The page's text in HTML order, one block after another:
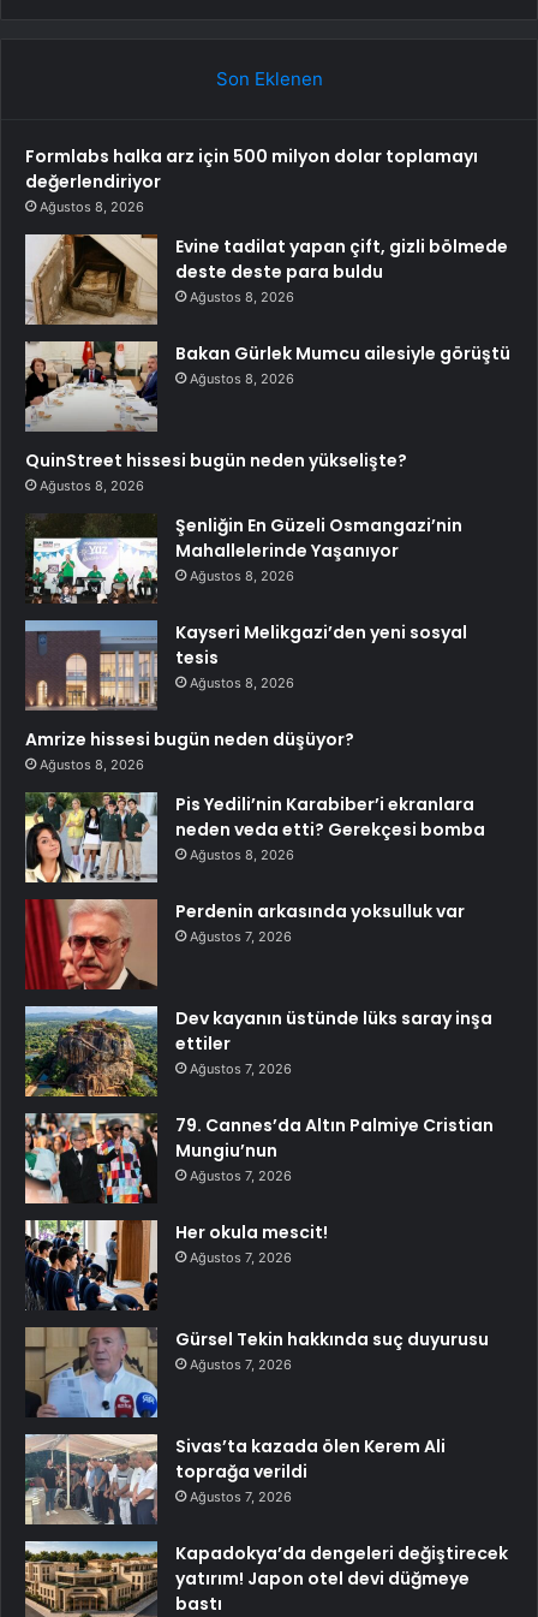
Son Eklenen
Formlabs halka arz için 500 milyon dolar toplamayı
değerlendiriyor
Ağustos 8, 2026
Evine tadilat yapan çift, gizli bölmede
deste deste para buldu
Ağustos 8, 2026
Bakan Gürlek Mumcu ailesiyle görüştü
Ağustos 8, 2026
QuinStreet hissesi bugün neden yükselişte?
Ağustos 8, 2026
Şenliğin En Güzeli Osmangazi’nin
Mahallelerinde Yaşanıyor
Ağustos 8, 2026
Kayseri Melikgazi’den yeni sosyal
tesis
Ağustos 8, 2026
Amrize hissesi bugün neden düşüyor?
Ağustos 8, 2026
Pis Yedili’nin Karabiber’i ekranlara
neden veda etti? Gerekçesi bomba
Ağustos 8, 2026
Perdenin arkasında yoksulluk var
Ağustos 7, 2026
Dev kayanın üstünde lüks saray inşa
ettiler
Ağustos 7, 2026
79. Cannes’da Altın Palmiye Cristian
Mungiu’nun
Ağustos 7, 2026
Her okula mescit!
Ağustos 7, 2026
Gürsel Tekin hakkında suç duyurusu
Ağustos 7, 2026
Sivas’ta kazada ölen Kerem Ali
toprağa verildi
Ağustos 7, 2026
Kapadokya’da dengeleri değiştirecek
yatırım! Japon otel devi düğmeye
bastı